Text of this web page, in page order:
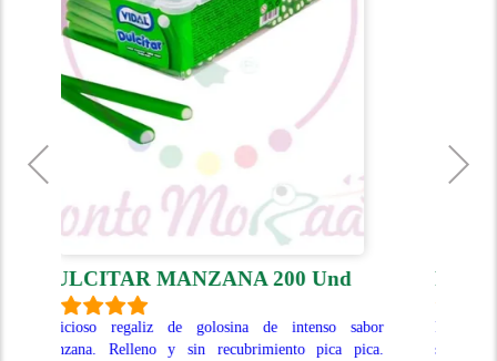
sabor
pica.
RITMO SABOR CHICLE 200 Und
Regaliz relleno con una textura más suave y un intenso
sabor. Adictivos desde el primer bocado. Sabor chicle.